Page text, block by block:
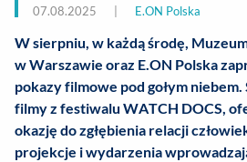
07.08.2025 E.ON Polska
W sierpniu, w każdą środę,
w Warszawie oraz E.ON Polska
pokazy filmowe pod gołym
filmy z festiwalu WATCH DOCS,
okazję do zgłębienia relacji
projekcje i wydarzenia